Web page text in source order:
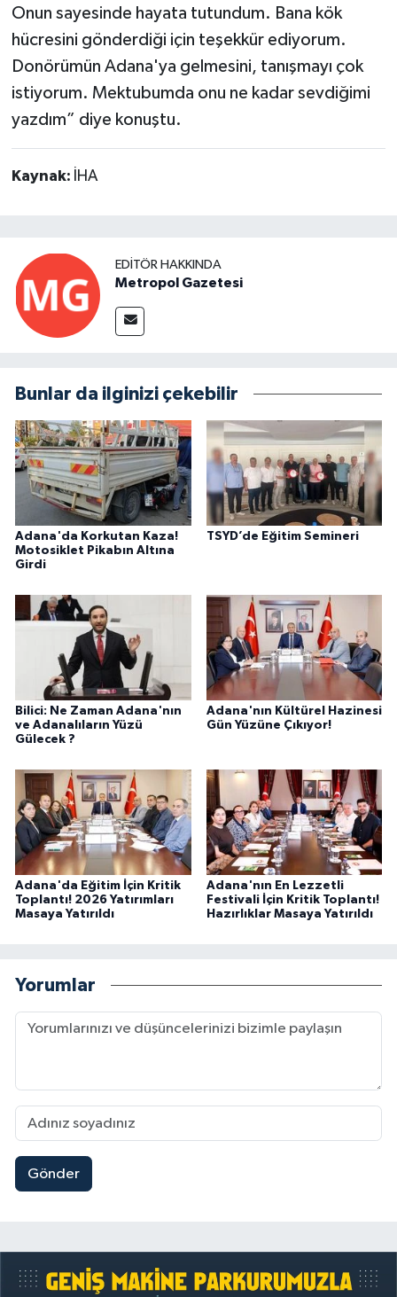
Onun sayesinde hayata tutundum. Bana kök
hücresini gönderdiği için teşekkür ediyorum.
Donörümün Adana'ya gelmesini, tanışmayı çok
istiyorum. Mektubumda onu ne kadar sevdiğimi
yazdım” diye konuştu.
Kaynak: İHA
EDITÖR HAKKINDA
Metropol Gazetesi
Bunlar da ilginizi çekebilir
Adana'da Korkutan Kaza!
Motosiklet Pikabın Altına
Girdi
TSYD’de Eğitim Semineri
Bilici: Ne Zaman Adana'nın
ve Adanalıların Yüzü
Gülecek ?
Adana'nın Kültürel Hazinesi
Gün Yüzüne Çıkıyor!
Adana'da Eğitim İçin Kritik
Toplantı! 2026 Yatırımları
Masaya Yatırıldı
Adana'nın En Lezzetli
Festivali İçin Kritik Toplantı!
Hazırlıklar Masaya Yatırıldı
Yorumlar
Gönder